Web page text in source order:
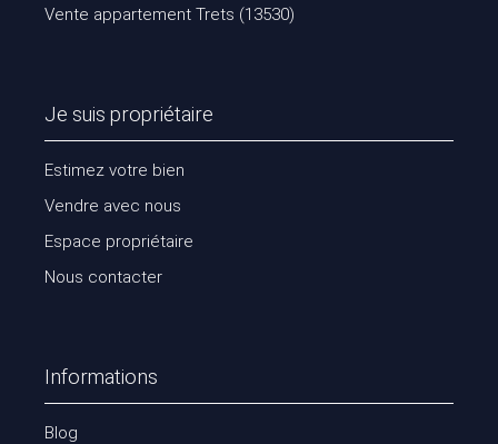
Vente appartement Trets (13530)
Je suis propriétaire
Estimez votre bien
Vendre avec nous
Espace propriétaire
Nous contacter
Informations
Blog